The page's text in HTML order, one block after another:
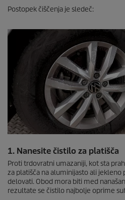
Postopek čiščenja je sledeč:
1. Nanesite čistilo za platišča
Proti trdovratni umazaniji, kot sta
za platišča na aluminijasto ali jekleno
delovati. Obod mora biti med
rezultate se čistilo najbolje oprime